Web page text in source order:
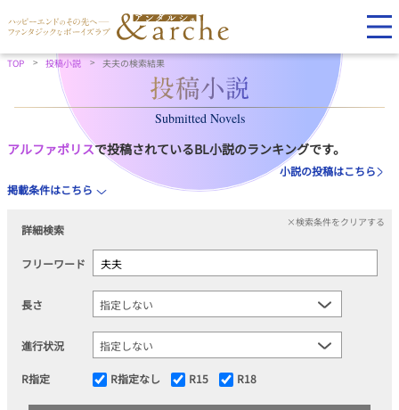
TOP 投稿小説 夫夫の検索結果
Submitted Novels
アルファポリスで投稿されているBL小説のランキングです。
小説の投稿はこちら
掲載条件はこちら
詳細検索
×検索条件をクリアする
フリーワード
長さ
進行状況
R指定 R指定なし R15 R18